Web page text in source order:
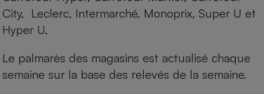
City, Leclerc, Intermarché, Monoprix, Super U et
Hyper U.
Le palmarès des magasins est actualisé chaque
semaine sur la base des relevés de la semaine.